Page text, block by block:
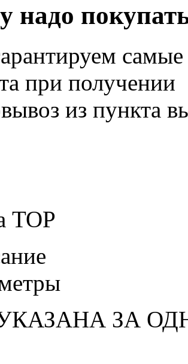
надо
при получении
из пункта
TOP
ЗА